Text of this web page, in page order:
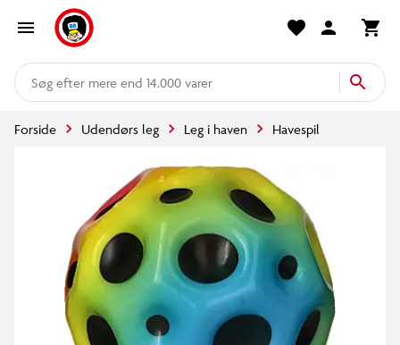
mere end 14.000 varer
Forside Udendørs leg Leg i haven Havespil